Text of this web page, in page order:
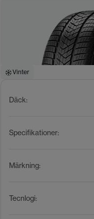
Vinter
Däck:
Specifikationer:
Märkning:
Tecnlogi: